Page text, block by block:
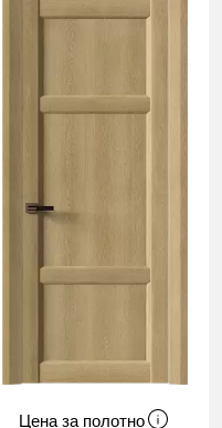
Цена за полотно